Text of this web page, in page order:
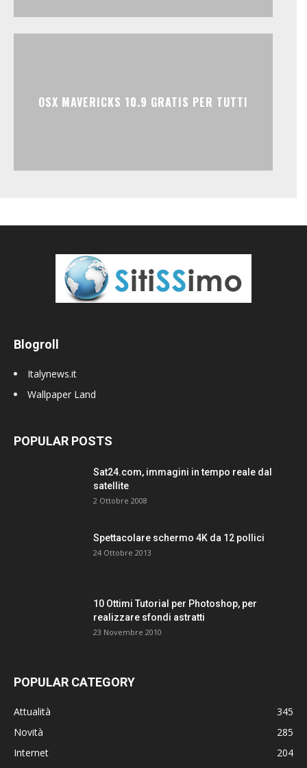
OSX MAVERICKS 10.9 GRATIS PER TUTTI
Blogroll
Italynews.it
Wallpaper Land
POPULAR POSTS
Sat24.com, immagini in tempo reale dal
satellite
2 Ottobre 2008
Spettacolare schermo 4K da 12 pollici
24 Ottobre 2013
10 Ottimi Tutorial per Photoshop, per
realizzare sfondi astratti
23 Novembre 2010
POPULAR CATEGORY
Attualità
345
Novità
285
Internet
204